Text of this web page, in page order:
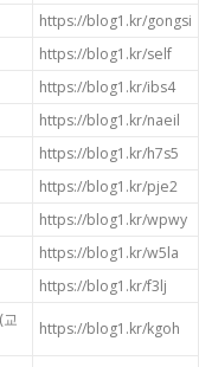
https://blog1.kr/gongsi
https://blog1.kr/self
https://blog1.kr/ibs4
https://blog1.kr/naeil
https://blog1.kr/h7s5
https://blog1.kr/pje2
https://blog1.kr/wpwy
https://blog1.kr/w5la
https://blog1.kr/f3lj
https://blog1.kr/kgoh